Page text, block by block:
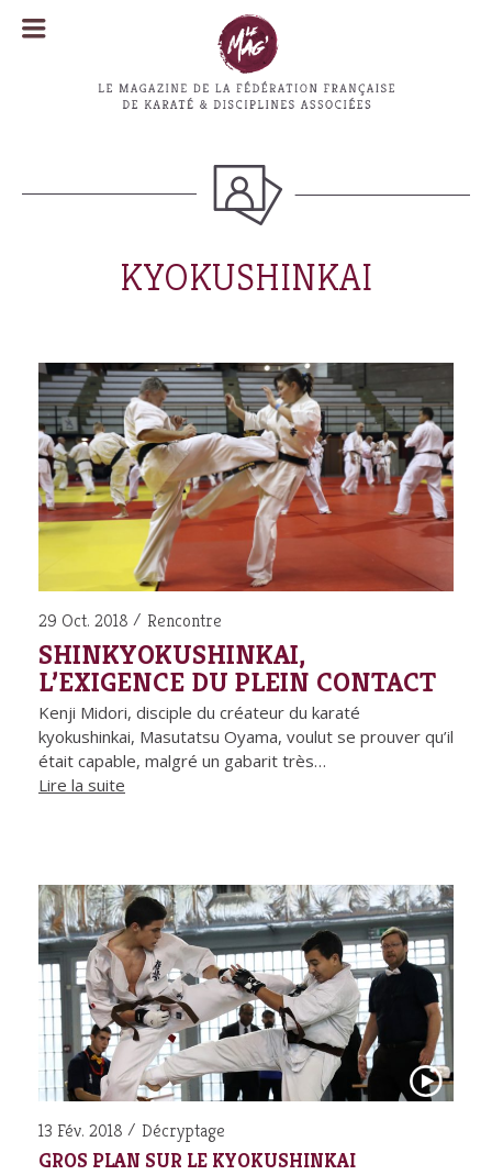
KYOKUSHINKAI
29 Oct. 2018 Rencontre
SHINKYOKUSHINKAI,
L’EXIGENCE DU PLEIN CONTACT
Kenji Midori, disciple du créateur du karaté
kyokushinkai, Masutatsu Oyama, voulut se prouver qu’il
était capable, malgré un gabarit très…
Lire la suite
13 Fév. 2018 Décryptage
GROS PLAN SUR LE KYOKUSHINKAI